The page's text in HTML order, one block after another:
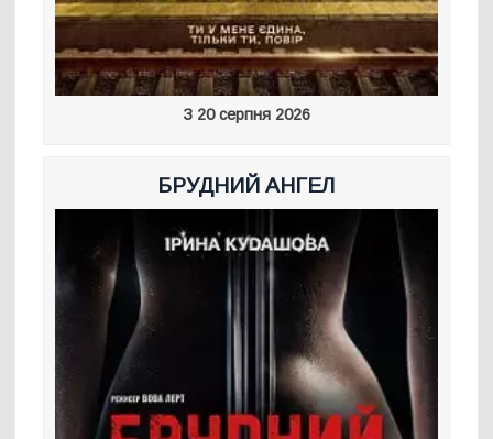
З 20 серпня 2026
БРУДНИЙ АНГЕЛ